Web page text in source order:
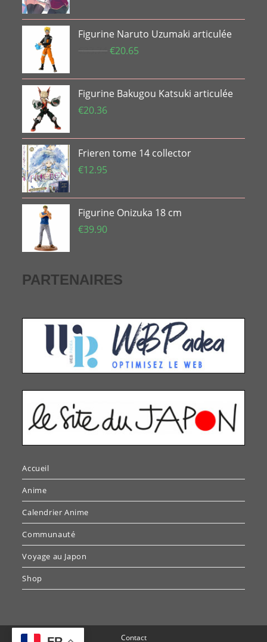
Figurine Naruto Uzumaki articulée
€33.74 Le
initial
était :
€20.65
actuel
est :
Figurine Bakugou Katsuki articulée
€20.36
Frieren tome 14 collector
€12.95
Figurine Onizuka 18 cm
€39.90
PARTENAIRES
Accueil
Anime
Calendrier Anime
Communauté
Voyage au Japon
Shop
Contact